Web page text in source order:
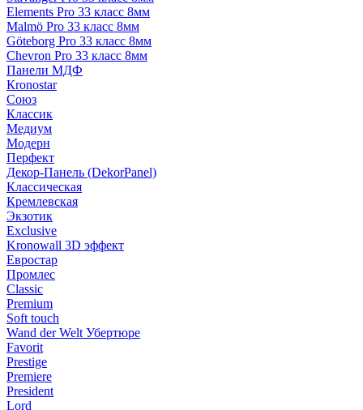
Elements Pro 33 класс 8мм
Malmö Pro 33 класс 8мм
Göteborg Pro 33 класс 8мм
Chevron Pro 33 класс 8мм
Панели МДФ
Кronostar
Союз
Классик
Медиум
Модерн
Перфект
Декор-Панель (DekorPanel)
Классическая
Кремлевская
Экзотик
Exclusive
Kronowall 3D эффект
Евростар
Промлес
Classic
Premium
Soft touch
Wand der Welt Убертюре
Favorit
Prestige
Premiere
President
Lord